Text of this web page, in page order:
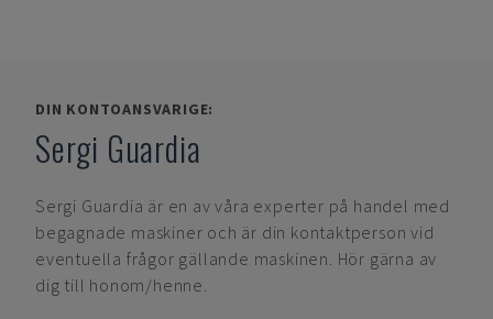
DIN KONTOANSVARIGE:
Sergi Guardia
Sergi Guardia är en av våra experter på handel med
begagnade maskiner och är din kontaktperson vid
eventuella frågor gällande maskinen. Hör gärna av
dig till honom/henne.